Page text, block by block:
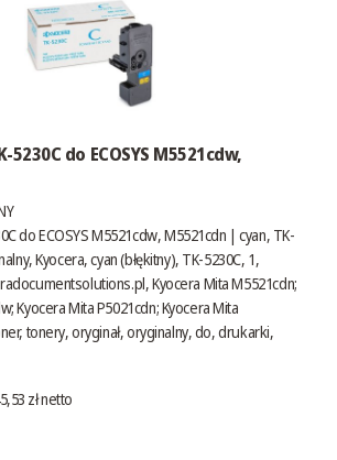
do ECOSYS M5521cdw,
do ECOSYS M5521cdw, M5521cdn | cyan, TK-
Kyocera, cyan (błękitny), TK-5230C, 1,
, Kyocera Mita M5521cdn;
Kyocera Mita P5021cdn; Kyocera Mita
tonery, oryginał, oryginalny, do, drukarki,
zł netto